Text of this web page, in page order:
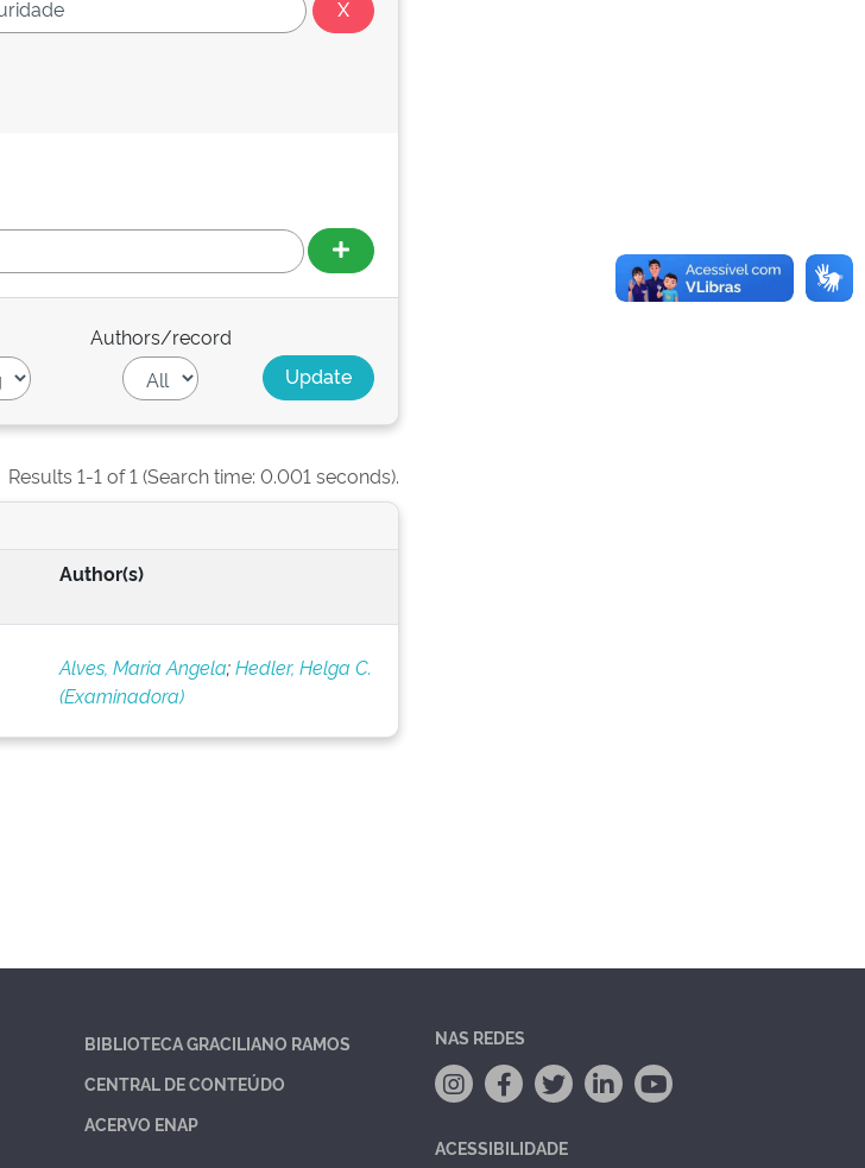
Authors/record
Results 1-1 of 1 (Search time: 0.001 seconds).
Author(s)
Alves, Maria Angela;Hedler, Helga C.
(Examinadora)
BIBLIOTECA GRACILIANO RAMOS
CENTRAL DE CONTEÚDO
ACERVO ENAP
NAS REDES
ACESSIBILIDADE